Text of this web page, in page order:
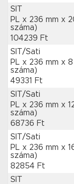
SIT
PL x 236 mm x
száma)
104239 Ft
SIT/Sati
PL x 236 mm x
száma)
49331 Ft
SIT/Sati
PL x 236 mm x
száma)
68736 Ft
SIT/Sati
PL x 236 mm x
száma)
82854 Ft
SIT